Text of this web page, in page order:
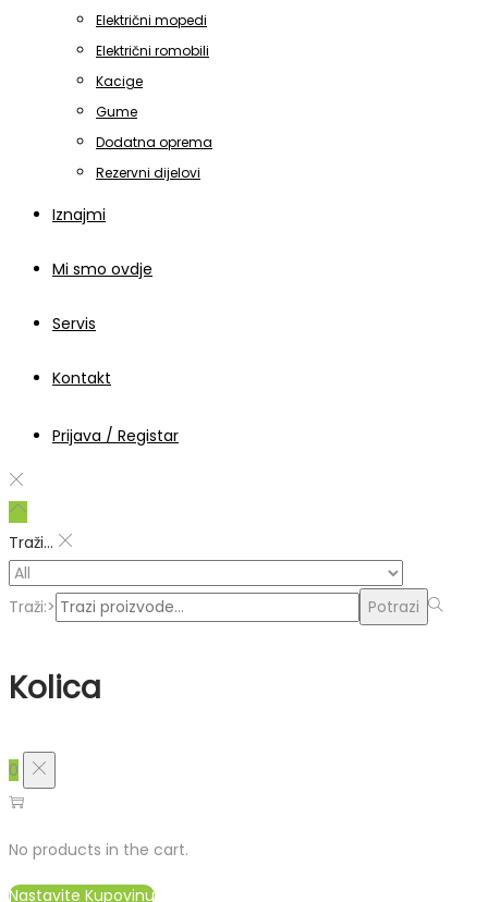
Električni mopedi
Električni romobili
Kacige
Gume
Dodatna oprema
Rezervni dijelovi
Iznajmi
Mi smo ovdje
Servis
Kontakt
Prijava / Registar
Traži...
Traži:> Potrazi
Kolica
0
No products in the cart.
Nastavite Kupovinu